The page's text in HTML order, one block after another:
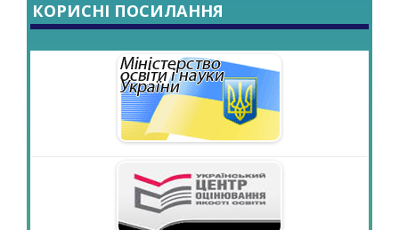
КОРИСНІ ПОСИЛАННЯ